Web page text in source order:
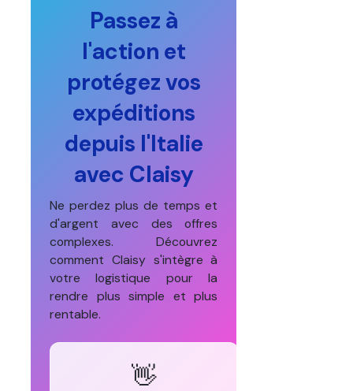
Passez à
l'action et
protégez vos
expéditions
depuis l'Italie
avec Claisy
Ne perdez plus de temps et
d'argent avec des offres
complexes. Découvrez
comment Claisy s'intègre à
votre logistique pour la
rendre plus simple et plus
rentable.
👋